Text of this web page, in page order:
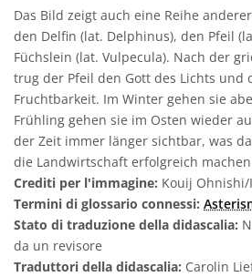
Das Bild zeigt auch eine Reihe
den Delfin (lat. Delphinus), den Pfeil
Füchslein (lat. Vulpecula). Nach der
trug der Pfeil den Gott des Lichts und
Fruchtbarkeit. Im Winter gehen sie
Frühling gehen sie im Osten wieder
der Zeit immer länger sichtbar, was
die Landwirtschaft erfolgreich
Crediti per l'immagine: Kouij Ohnishi/
Termini di glossario connessi:
Stato di traduzione della didascalia:
da un revisore
Traduttori della didascalia: Carolin